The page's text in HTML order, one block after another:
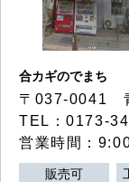
合カギのでまち
〒037-0041
TEL：0173-
営業時間：
販売可